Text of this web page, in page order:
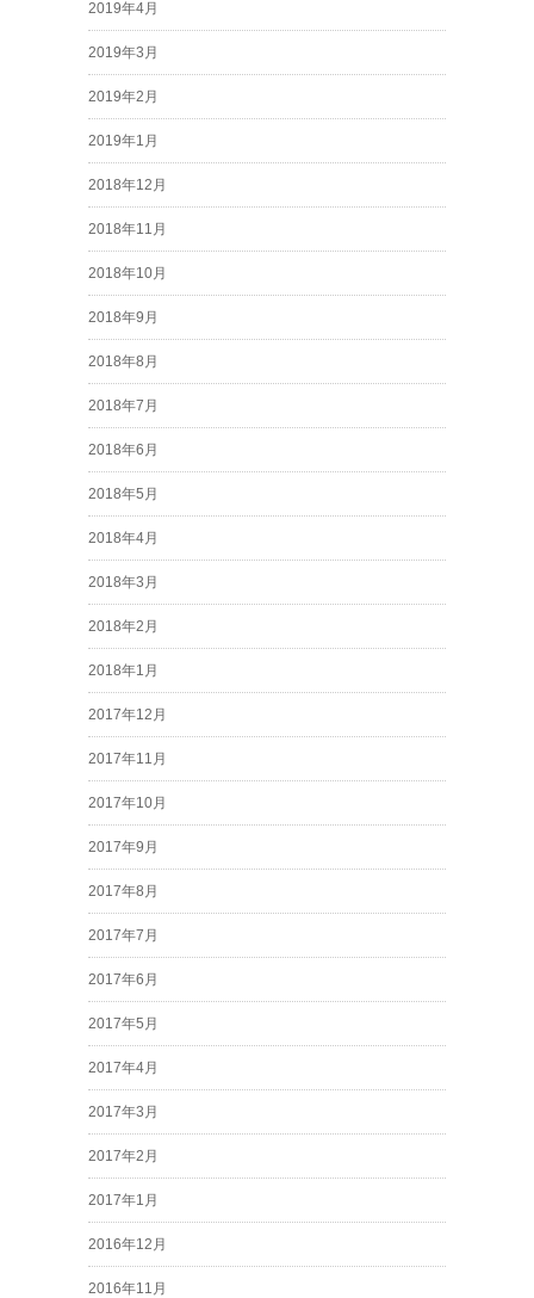
2019年4月
2019年3月
2019年2月
2019年1月
2018年12月
2018年11月
2018年10月
2018年9月
2018年8月
2018年7月
2018年6月
2018年5月
2018年4月
2018年3月
2018年2月
2018年1月
2017年12月
2017年11月
2017年10月
2017年9月
2017年8月
2017年7月
2017年6月
2017年5月
2017年4月
2017年3月
2017年2月
2017年1月
2016年12月
2016年11月